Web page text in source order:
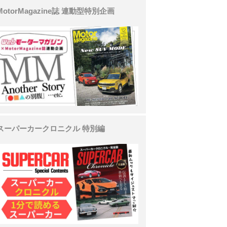
誌 連動型特別企画
ーパーカークロニクル 特別編